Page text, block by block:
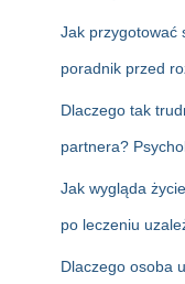
Jak przygotować
poradnik przed
Dlaczego tak
partnera?
Jak wygląda
po leczeniu
Dlaczego osoba